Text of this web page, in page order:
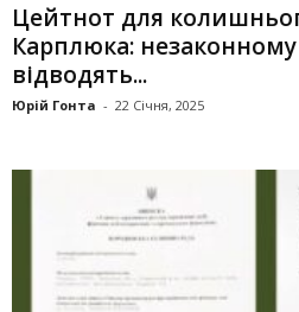
Цейтнот для
Карплюка:
відводять...
Юрій Гонта - 22 Січня, 2025